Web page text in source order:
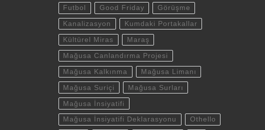
Futbol Good Friday Görüşme
Kanalizasyon Kumdaki Portakallar
Kültürel Miras Maraş
Mağusa Canlandırma Projesi
Mağusa Kalkınma Mağusa Limanı
Mağusa Suriçi Mağusa Surları
Mağusa İnsiyatifi
Mağusa İnsiyatifi Deklarasyonu Othello